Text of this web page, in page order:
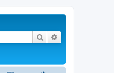
Search